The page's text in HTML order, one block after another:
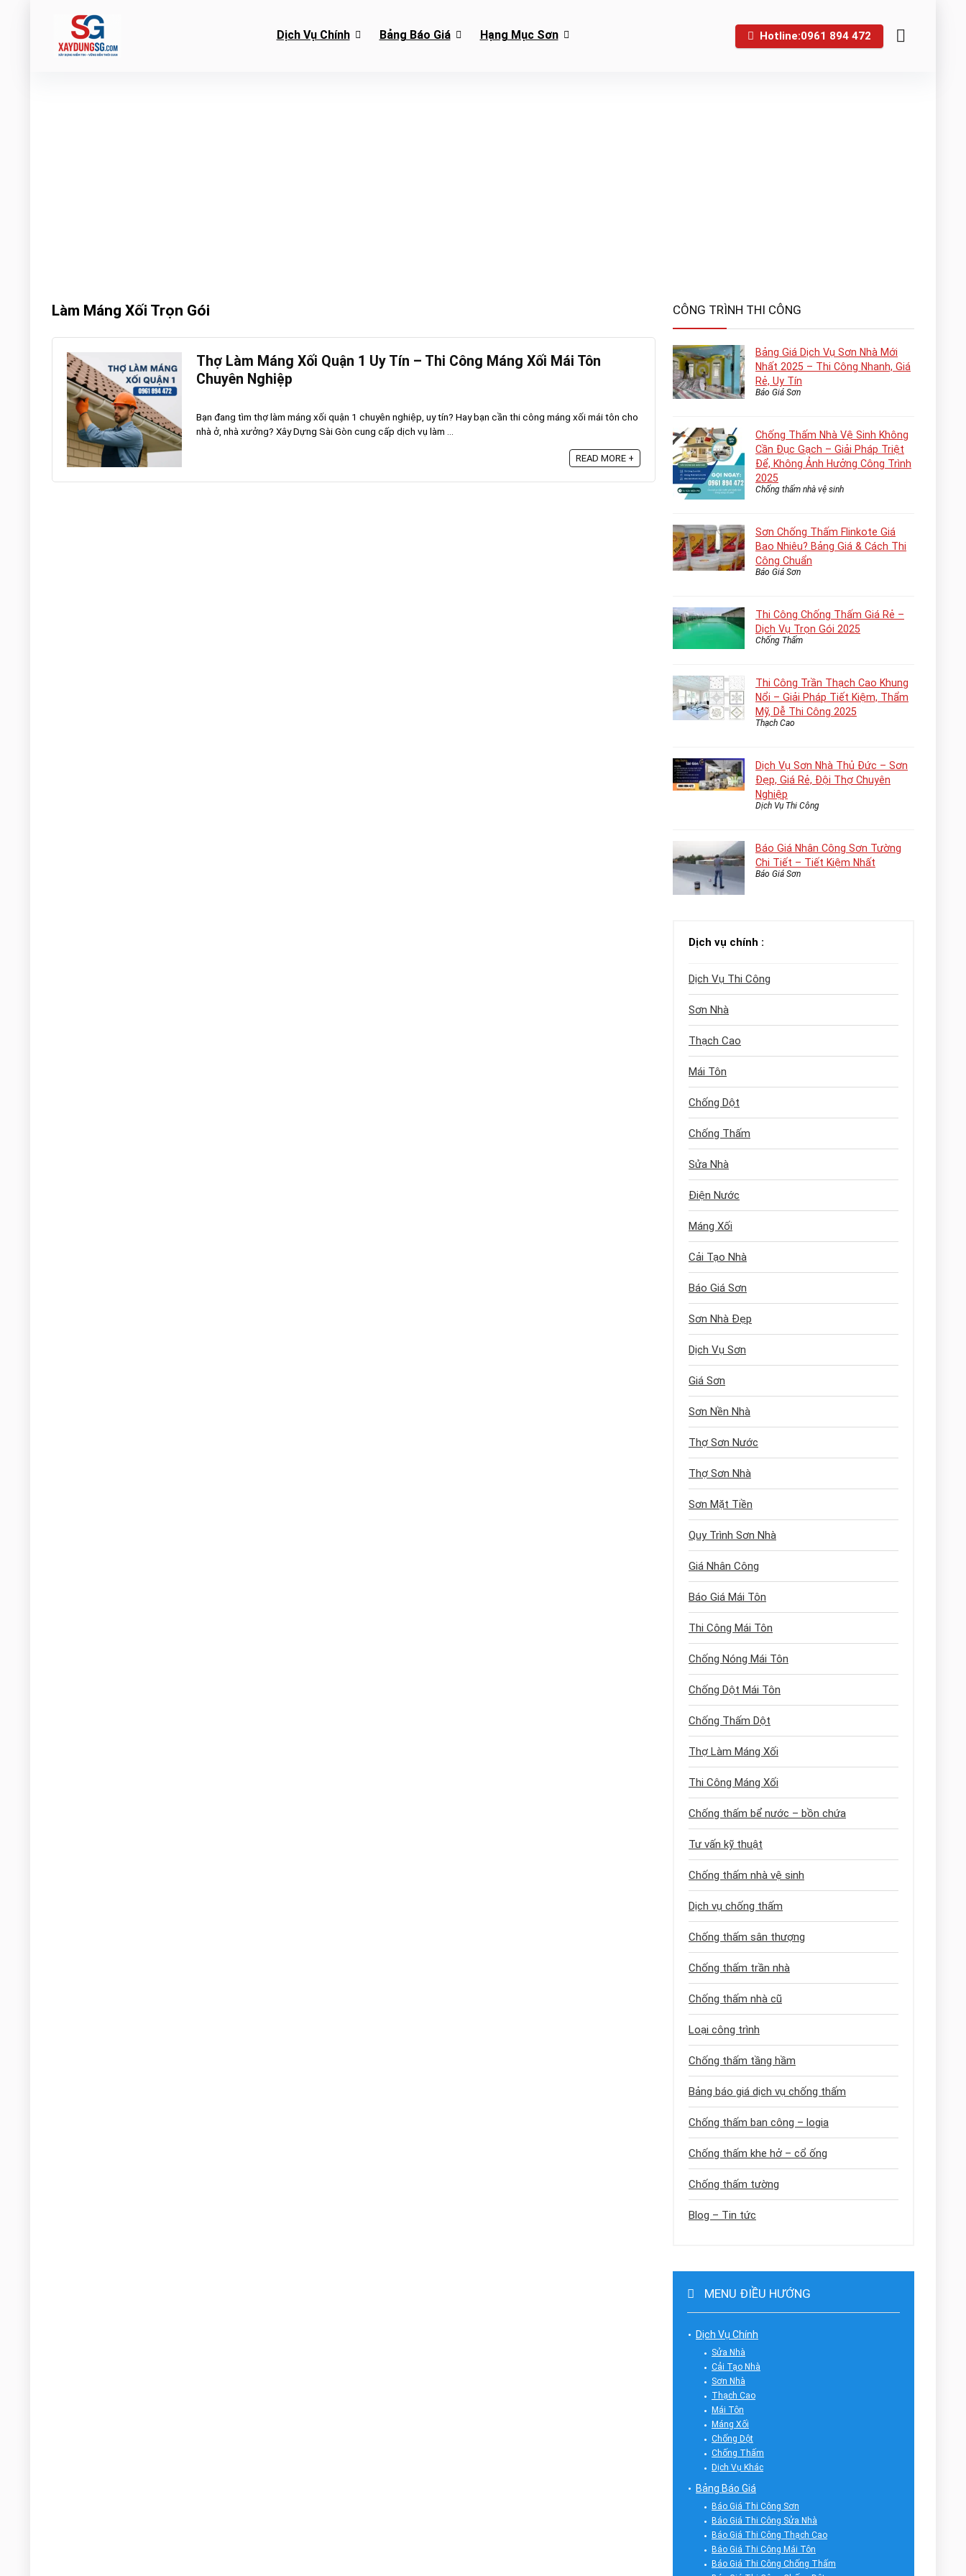
Dịch Vụ Chính Bảng Báo Giá Hạng Mục Sơn Hotline:0961 894 472
Làm Máng Xối Trọn Gói
Thợ Làm Máng Xối Quận 1 Uy Tín – Thi Công Máng Xối Mái Tôn
Chuyên Nghiệp
Bạn đang tìm thợ làm máng xối quận 1 chuyên nghiệp, uy tín? Hay bạn cần thi công máng xối mái tôn cho
nhà ở, nhà xưởng? Xây Dựng Sài Gòn cung cấp dịch vụ làm ...
READ MORE +
CÔNG TRÌNH THI CÔNG
Bảng Giá Dịch Vụ Sơn Nhà Mới
Nhất 2025 – Thi Công Nhanh, Giá
Rẻ, Uy Tín
Báo Giá Sơn
Chống Thấm Nhà Vệ Sinh Không
Cần Đục Gạch – Giải Pháp Triệt
Để, Không Ảnh Hưởng Công Trình
2025
Chống thấm nhà vệ sinh
Sơn Chống Thấm Flinkote Giá
Bao Nhiêu? Bảng Giá & Cách Thi
Công Chuẩn
Báo Giá Sơn
Thi Công Chống Thấm Giá Rẻ –
Dịch Vụ Trọn Gói 2025
Chống Thấm
Thi Công Trần Thạch Cao Khung
Nổi – Giải Pháp Tiết Kiệm, Thẩm
Mỹ, Dễ Thi Công 2025
Thạch Cao
Dịch Vụ Sơn Nhà Thủ Đức – Sơn
Đẹp, Giá Rẻ, Đội Thợ Chuyên
Nghiệp
Dịch Vụ Thi Công
Báo Giá Nhân Công Sơn Tường
Chi Tiết – Tiết Kiệm Nhất
Báo Giá Sơn
Dịch vụ chính :
Dịch Vụ Thi Công
Sơn Nhà
Thạch Cao
Mái Tôn
Chống Dột
Chống Thấm
Sửa Nhà
Điện Nước
Máng Xối
Cải Tạo Nhà
Báo Giá Sơn
Sơn Nhà Đẹp
Dịch Vụ Sơn
Giá Sơn
Sơn Nền Nhà
Thợ Sơn Nước
Thợ Sơn Nhà
Sơn Mặt Tiền
Quy Trình Sơn Nhà
Giá Nhân Công
Báo Giá Mái Tôn
Thi Công Mái Tôn
Chống Nóng Mái Tôn
Chống Dột Mái Tôn
Chống Thấm Dột
Thợ Làm Máng Xối
Thi Công Máng Xối
Chống thấm bể nước – bồn chứa
Tư vấn kỹ thuật
Chống thấm nhà vệ sinh
Dịch vụ chống thấm
Chống thấm sân thượng
Chống thấm trần nhà
Chống thấm nhà cũ
Loại công trình
Chống thấm tầng hầm
Bảng báo giá dịch vụ chống thấm
Chống thấm ban công – logia
Chống thấm khe hở – cổ ống
Chống thấm tường
Blog – Tin tức
MENU ĐIỀU HƯỚNG
Dịch Vụ Chính
Sửa Nhà
Cải Tạo Nhà
Sơn Nhà
Thạch Cao
Mái Tôn
Máng Xối
Chống Dột
Chống Thấm
Dịch Vụ Khác
Bảng Báo Giá
Báo Giá Thi Công Sơn
Báo Giá Thi Công Sửa Nhà
Báo Giá Thi Công Thạch Cao
Báo Giá Thi Công Mái Tôn
Báo Giá Thi Công Chống Thấm